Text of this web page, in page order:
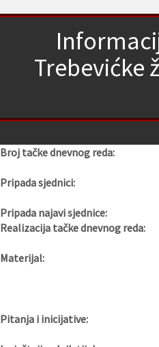
Trebevićke
Broj tačke dnevnog reda:
Pripada sjednici:
Pripada najavi sjednice:
Realizacija tačke dnevnog reda:
Materijal:
Pitanja i inicijative: